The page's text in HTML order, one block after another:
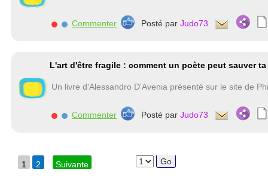
Commenter Posté par Judo73
L'art d'être fragile : comment un poète peut sauver ta
Un livre d'Alessandro D'Avenia présenté sur le site de
Commenter Posté par Judo73
1 2 Suivante